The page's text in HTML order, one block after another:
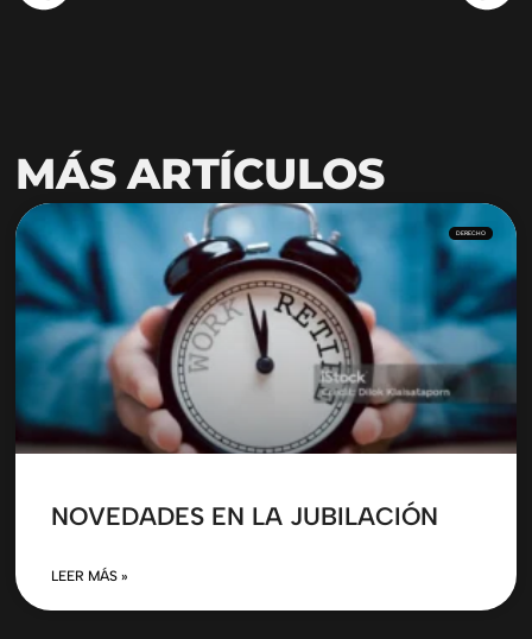
MÁS ARTÍCULOS
DERECHO
NOVEDADES EN LA JUBILACIÓN
LEER MÁS »